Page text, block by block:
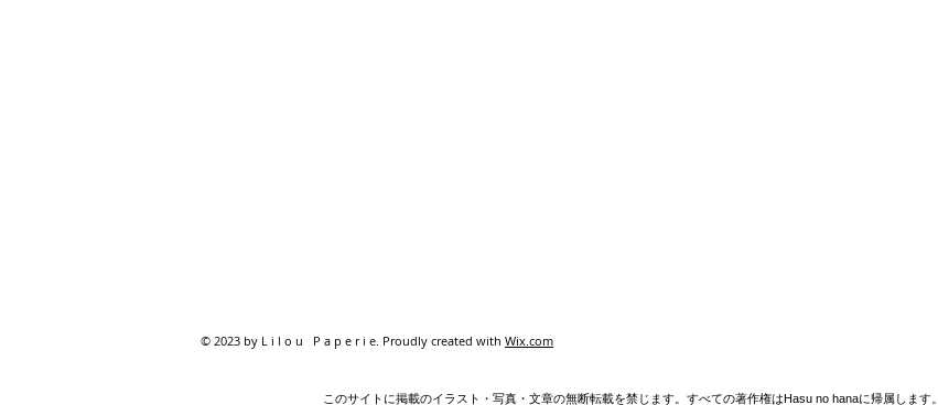
© 2023 by L i l o u P a p e r i e. Proudly created with Wix.com
このサイトに掲載のイラスト・写真・文章の無断転載を禁じます。すべての著作権はHasu no hanaに帰属します。